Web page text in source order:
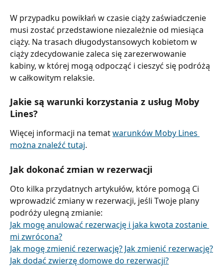
W przypadku powikłań w czasie ciąży zaświadczenie
musi zostać przedstawione niezależnie od miesiąca
ciąży. Na trasach długodystansowych kobietom w
ciąży zdecydowanie zaleca się zarezerwowanie
kabiny, w której mogą odpocząć i cieszyć się podróżą
w całkowitym relaksie.
Jakie są warunki korzystania z usług Moby
Lines?
Więcej informacji na temat warunków Moby Lines
można znaleźć tutaj.
Jak dokonać zmian w rezerwacji
Oto kilka przydatnych artykułów, które pomogą Ci
wprowadzić zmiany w rezerwacji, jeśli Twoje plany
podróży ulegną zmianie:
Jak mogę anulować rezerwację i jaka kwota zostanie
mi zwrócona?
Jak mogę zmienić rezerwację? Jak zmienić rezerwację?
Jak dodać zwierzę domowe do rezerwacji?